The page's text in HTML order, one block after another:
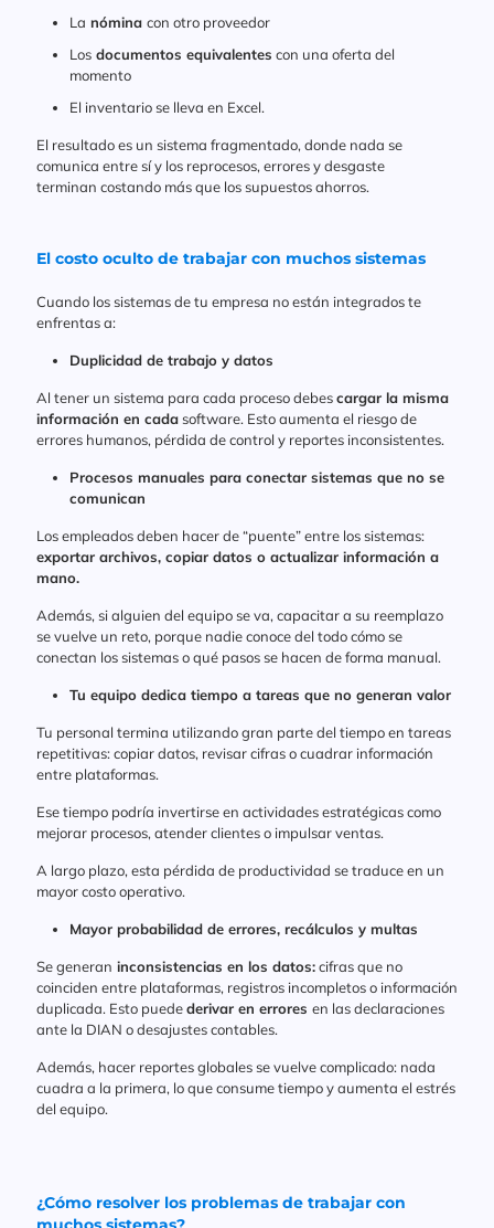
La nómina con otro proveedor
Los documentos equivalentes con una oferta del
momento
El inventario se lleva en Excel.
El resultado es un sistema fragmentado, donde nada se
comunica entre sí y los reprocesos, errores y desgaste
terminan costando más que los supuestos ahorros.
El costo oculto de trabajar con muchos sistemas
Cuando los sistemas de tu empresa no están integrados te
enfrentas a:
Duplicidad de trabajo y datos
Al tener un sistema para cada proceso debescargar la misma
información en cadasoftware. Esto aumenta el riesgo de
errores humanos, pérdida de control y reportes inconsistentes.
Procesos manuales para conectar sistemas que no se
comunican
Los empleados deben hacer de “puente” entre los sistemas:
exportar archivos, copiar datos o actualizar información a
mano.
Además, si alguien del equipo se va, capacitar a su reemplazo
se vuelve un reto, porque nadie conoce del todo cómo se
conectan los sistemas o qué pasos se hacen de forma manual.
Tu equipo dedica tiempo a tareas que no generan valor
Tu personal termina utilizando gran parte del tiempo en tareas
repetitivas: copiar datos, revisar cifras o cuadrar información
entre plataformas.
Ese tiempo podría invertirse en actividades estratégicas como
mejorar procesos, atender clientes o impulsar ventas.
A largo plazo, esta pérdida de productividad se traduce en un
mayor costo operativo.
Mayor probabilidad de errores, recálculos y multas
Se generan inconsistencias en los datos:cifras que no
coinciden entre plataformas, registros incompletos o información
duplicada. Esto puedederivar en errores en las declaraciones
ante la DIAN o desajustes contables.
Además, hacer reportes globales se vuelve complicado: nada
cuadra a la primera, lo que consume tiempo y aumenta el estrés
del equipo.
¿Cómo resolver los problemas de trabajar con